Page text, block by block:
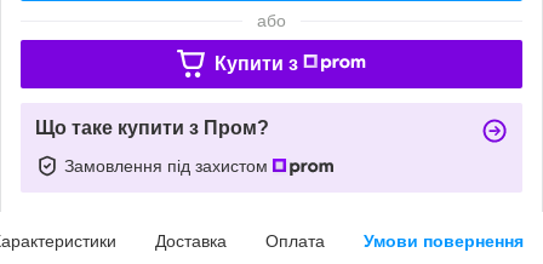
або
Купити з
Що таке купити з Пром?
Замовлення під захистом
Доставка Оплата Умови повернення